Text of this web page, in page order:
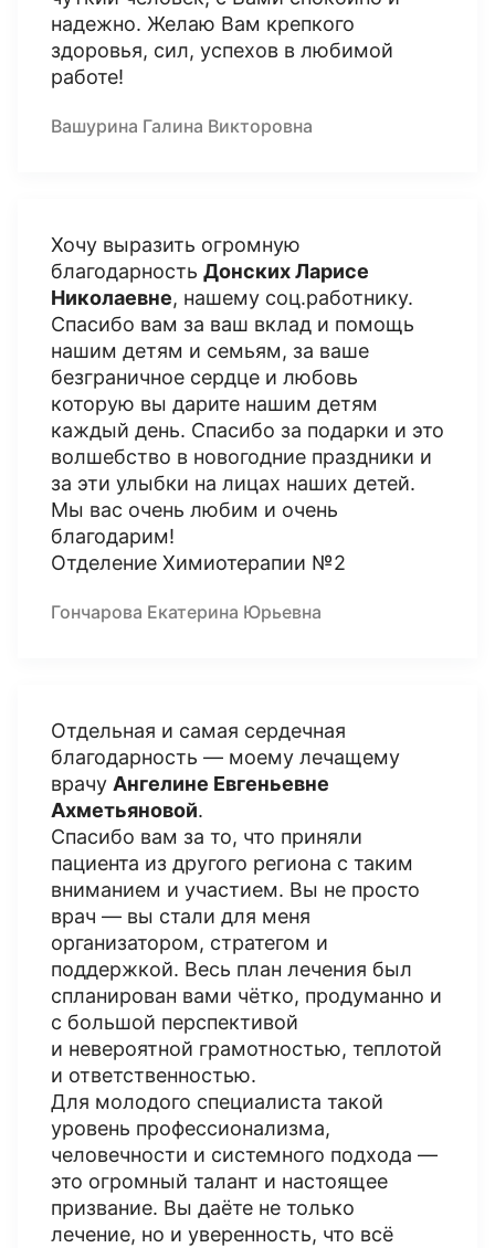
надежно. Желаю Вам крепкого
здоровья, сил, успехов в любимой
работе!
Вашурина Галина Викторовна
Хочу выразить огромную
благодарность Донских Ларисе
Николаевне, нашему соц.работнику.
Спасибо вам за ваш вклад и помощь
нашим детям и семьям, за ваше
безграничное сердце и любовь
которую вы дарите нашим детям
каждый день. Спасибо за подарки и это
волшебство в новогодние праздники и
за эти улыбки на лицах наших детей.
Мы вас очень любим и очень
благодарим!
Отделение Химиотерапии №2
Гончарова Екатерина Юрьевна
Отдельная и самая сердечная
благодарность — моему лечащему
врачу Ангелине Евгеньевне
Ахметьяновой.
Спасибо вам за то, что приняли
пациента из другого региона с таким
вниманием и участием. Вы не просто
врач — вы стали для меня
организатором, стратегом и
поддержкой. Весь план лечения был
спланирован вами чётко, продуманно и
с большой перспективой
и невероятной грамотностью, теплотой
и ответственностью.
Для молодого специалиста такой
уровень профессионализма,
человечности и системного подхода —
это огромный талант и настоящее
призвание. Вы даёте не только
лечение, но и уверенность, что всё